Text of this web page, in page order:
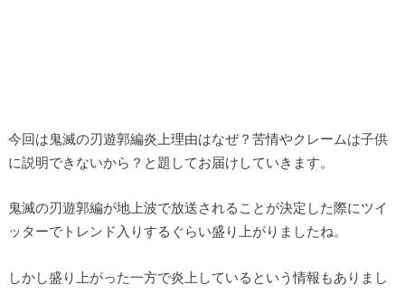
今回は鬼滅の刃遊郭編炎上理由はなぜ？苦情やクレームは子供
に説明できないから？と題してお届けしていきます。
鬼滅の刃遊郭編が地上波で放送されることが決定した際にツイ
ッターでトレンド入りするぐらい盛り上がりましたね。
しかし盛り上がった一方で炎上しているという情報もありまし